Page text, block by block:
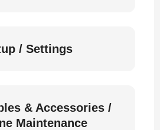
/ Settings
& Accessories /
Maintenance